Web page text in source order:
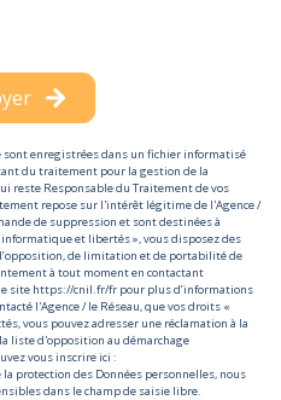
enregistrées dans un fichier informatisé
du traitement pour la gestion de la
reste Responsable du Traitement de vos
repose sur l'intérêt légitime de l'Agence /
de suppression et sont destinées à
informatique et libertés », vous disposez des
de limitation et de portabilité de
à tout moment en contactant
site https://cnil.fr/fr pour plus d’informations
l'Agence / le Réseau, que vos droits «
vous pouvez adresser une réclamation à la
liste d'opposition au démarchage
vous inscrire ici :
la protection des Données personnelles, nous
dans le champ de saisie libre.